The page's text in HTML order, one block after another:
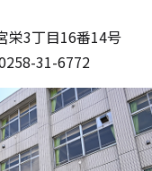
栄3丁目16番14号
31-6772